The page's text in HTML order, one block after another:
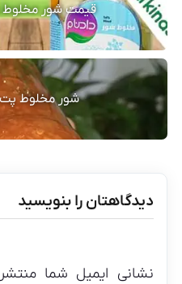
قیمت شور مخلوط
شور مخلوط
دیدگاهتان را بنویسید
نشانی ایمیل شما